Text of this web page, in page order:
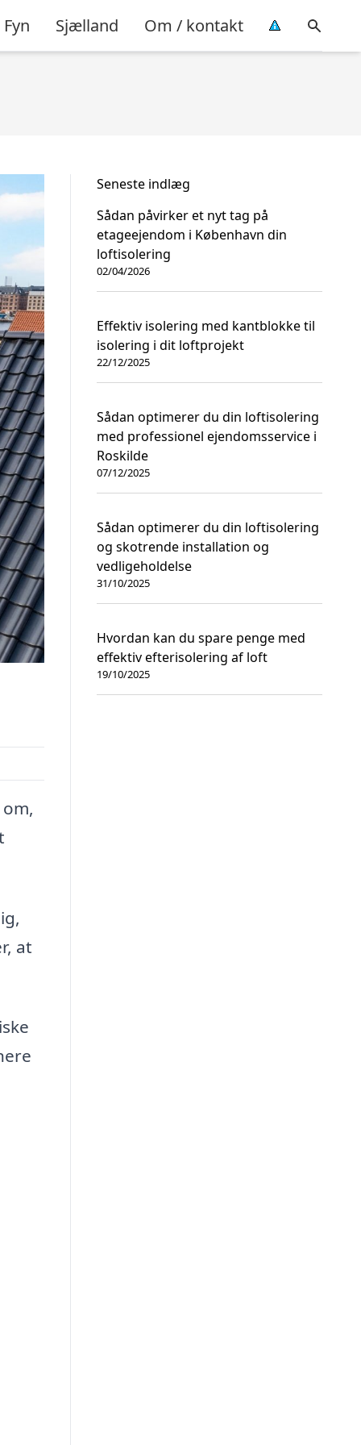
Fyn Sjælland Om / kontakt
at
Seneste indlæg
Sådan påvirker et nyt tag på
etageejendom i København din
loftisolering
02/04/2026
Effektiv isolering med kantblokke til
isolering i dit loftprojekt
22/12/2025
Sådan optimerer du din loftisolering
med professionel ejendomsservice i
Roskilde
07/12/2025
Sådan optimerer du din loftisolering
og skotrende installation og
vedligeholdelse
31/10/2025
Hvordan kan du spare penge med
effektiv efterisolering af loft
19/10/2025